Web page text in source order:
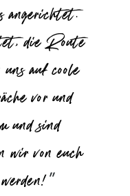
angerichtet.
die Route
auf coole
vor und
und sind
wir von euch